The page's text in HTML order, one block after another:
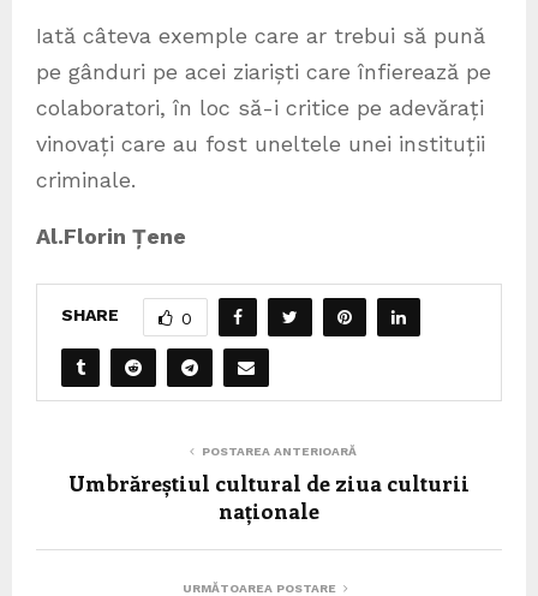
Iată câteva exemple care ar trebui să pună
pe gânduri pe acei ziariști care înfierează pe
colaboratori, în loc să-i critice pe adevărați
vinovați care au fost uneltele unei instituții
criminale.
Al.Florin Țene
SHARE 0
POSTAREA ANTERIOARĂ
Umbrăreștiul cultural de ziua culturii
naționale
URMĂTOAREA POSTARE